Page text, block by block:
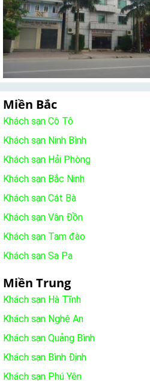
Miền Bắc
Khách sạn Cô Tô
Khách sạn Ninh Bình
Khách sạn Hải Phòng
Khách sạn Bắc Ninh
Khách sạn Cát Bà
Khách sạn Vân Đồn
Khách sạn Tam đào
Khách sạn Sa Pa
Miền Trung
Khách sạn Hà Tĩnh
Khách sạn Nghệ An
Khách sạn Quảng Bình
Khách sạn Bình Định
Khách sạn Phú Yên